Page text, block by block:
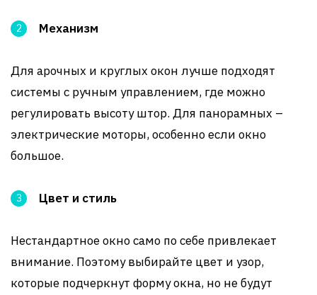
Механизм
Для арочных и круглых окон лучше подходят
системы с ручным управлением, где можно
регулировать высоту штор. Для панорамных –
электрические моторы, особенно если окно
большое.
Цвет и стиль
Нестандартное окно само по себе привлекает
внимание. Поэтому выбирайте цвет и узор,
которые подчеркнут форму окна, но не будут